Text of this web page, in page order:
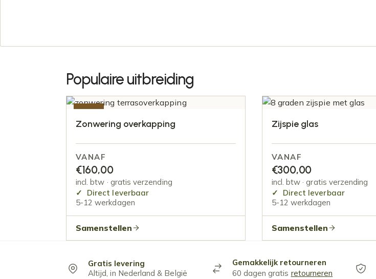
Populaire uitbreiding
Zonwering overkapping
VANAF
€160,00
incl. btw · gratis verzending
Direct leverbaar
5-12 werkdagen
Samenstellen
Zijspie glas
VANAF
€300,00
incl. btw · gratis verzending
Direct leverbaar
5-12 werkdagen
Samenstellen
Gratis levering
Altijd, in Nederland & België
Gemakkelijk retourneren
60 dagen gratis retourneren